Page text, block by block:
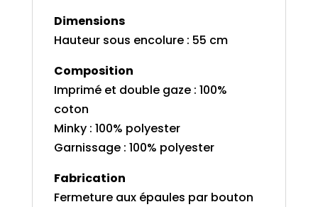
Dimensions
Hauteur sous encolure : 55 cm
Composition
Imprimé et double gaze : 100%
coton
Minky : 100% polyester
Garnissage : 100% polyester
Fabrication
Fermeture aux épaules par bouton